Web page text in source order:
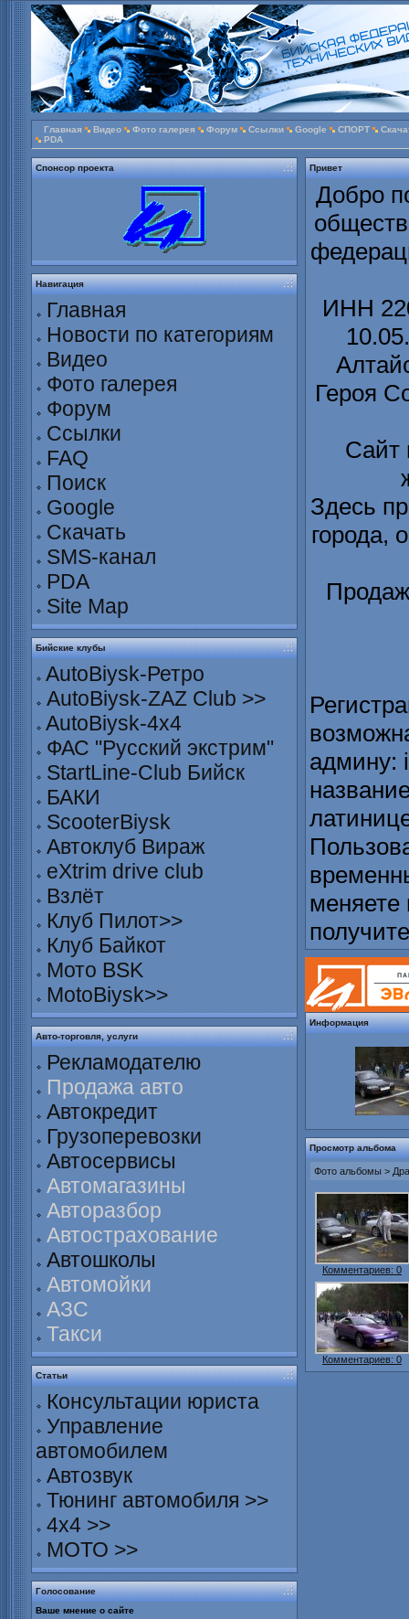
Главная Видео Фото галерея Форум Ссылки Google СПОРТ
PDA
Спонсор проекта
Навигация
Главная
Новости по категориям
Видео
Фото галерея
Форум
Ссылки
FAQ
Поиск
Google
Скачать
SMS-канал
PDA
Site Map
Бийские клубы
AutoBiysk-Ретро
AutoBiysk-ZAZ Club >>
AutoBiysk-4x4
ФАС "Русский экстрим"
StartLine-Club Бийск
БАКИ
ScooterBiysk
Автоклуб Вираж
eXtrim drive club
Взлёт
Клуб Пилот>>
Клуб Байкот
Мото BSK
MotoBiysk>>
Авто-торговля, услуги
Рекламодателю
Продажа авто
Автокредит
Грузоперевозки
Автосервисы
Автомагазины
Авторазбор
Автострахование
Автошколы
Автомойки
АЗС
Такси
Статьи
Консультации юриста
Управление
автомобилем
Автозвук
Тюнинг автомобиля >>
4х4 >>
МОТО >>
Голосование
Ваше мнение о сайте
Привет
Добро
ИНН
Героя
Сайт
Здесь
города,
админу:
меняете
Информация
Просмотр альбома
Фото альбомы >
Комментариев: 0
Комментариев: 0